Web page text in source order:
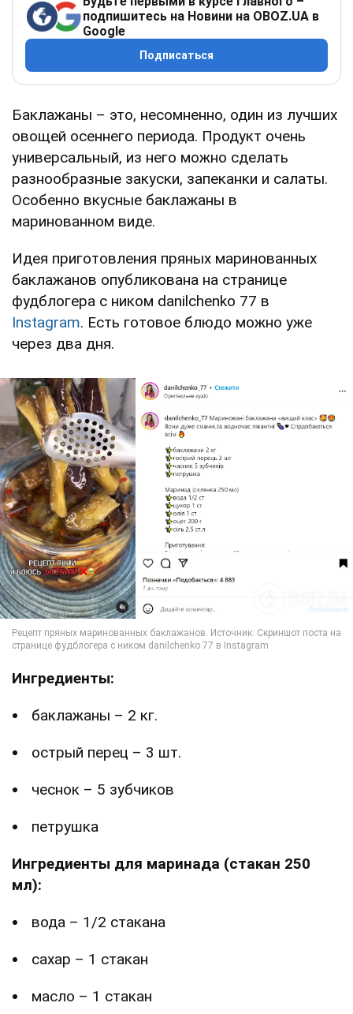
подпишитесь на Новини на OBOZ.UA в
Google
Подписаться
Баклажаны – это, несомненно, один из лучших
овощей осеннего периода. Продукт очень
универсальный, из него можно сделать
разнообразные закуски, запеканки и салаты.
Особенно вкусные баклажаны в
маринованном виде.
Идея приготовления пряных маринованных
баклажанов опубликована на странице
фудблогера с ником danilchenko 77 в
Instagram. Есть готовое блюдо можно уже
через два дня.
Ингредиенты:
баклажаны – 2 кг.
острый перец – 3 шт.
чеснок – 5 зубчиков
петрушка
Ингредиенты для маринада (стакан 250
мл):
вода – 1/2 стакана
сахар – 1 стакан
масло – 1 стакан